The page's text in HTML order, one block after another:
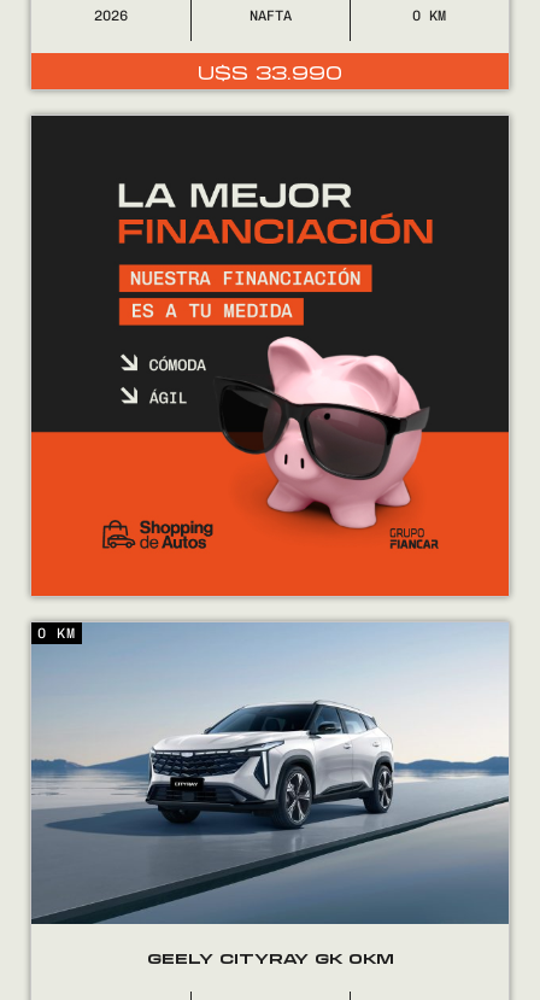
2026 NAFTA 0
U$S 33.990
GEELY CITYRAY GK 0KM
0 KM